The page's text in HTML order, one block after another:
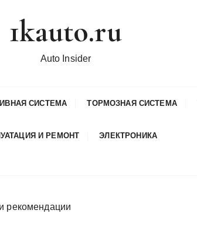
1kauto.ru
Auto Insider
СИСТЕМА ТОРМОЗНАЯ СИСТЕМА
И РЕМОНТ ЭЛЕКТРОНИКА
рекомендации